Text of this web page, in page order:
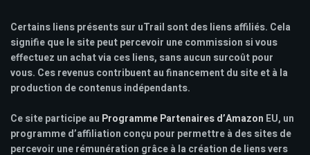
Certains liens présents sur uTrail sont des liens affiliés. Cela
signifie que le site peut percevoir une commission si vous
effectuez un achat via ces liens, sans aucun surcoût pour
vous. Ces revenus contribuent au financement du site et à la
production de contenus indépendants.
Ce site participe au Programme Partenaires d’Amazon EU, un
programme d’affiliation conçu pour permettre à des sites de
percevoir une rémunération grâce à la création de liens vers